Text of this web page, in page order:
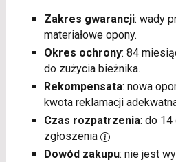
Zakres gwarancji: wady
materiałowe opony.
Okres ochrony: 84
do zużycia bieżnika.
Rekompensata: nowa
kwota reklamacji
Czas rozpatrzenia: do
zgłoszenia
Dowód zakupu: nie jest